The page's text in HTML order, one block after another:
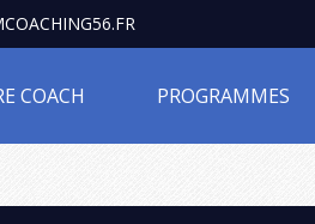
COACH PROGRAMMES